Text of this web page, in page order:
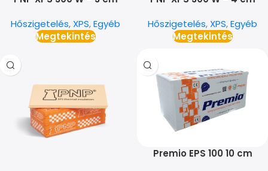
Hőszigetelés, XPS,Egyéb
Megtekintés
Hőszigetelés, XPS,Egyéb
Megtekintés
Premio EPS 100 10 cm